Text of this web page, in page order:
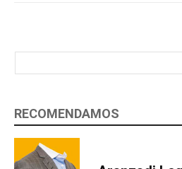
RECOMENDAMOS